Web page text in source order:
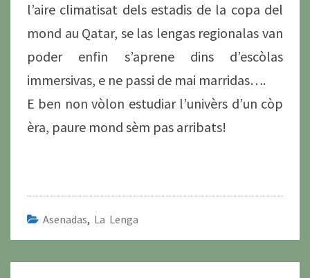
l’aire climatisat dels estadis de la copa del
mond au Qatar, se las lengas regionalas van
poder enfin s’aprene dins d’escòlas
immersivas, e ne passi de mai marridas….
E ben non vòlon estudiar l’univèrs d’un còp
èra, paure mond sèm pas arribats!
Asenadas, La Lenga